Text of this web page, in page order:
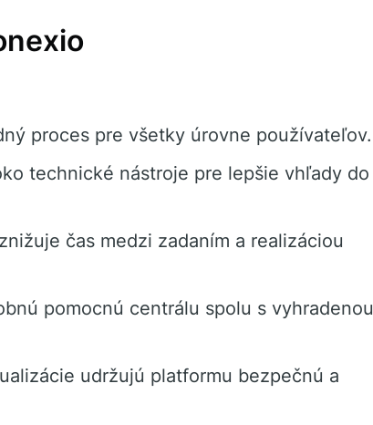
proces pre všetky úrovne používateľov.
technické nástroje pre lepšie vhľady do
čas medzi zadaním a realizáciou
pomocnú centrálu spolu s vyhradenou
udržujú platformu bezpečnú a